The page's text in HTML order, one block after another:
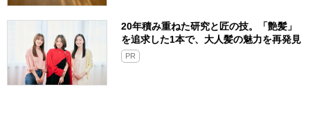
20年積み重ねた研究と匠の技。「艶髪」
を追求した1本で、大人髪の魅力を再発見
PR